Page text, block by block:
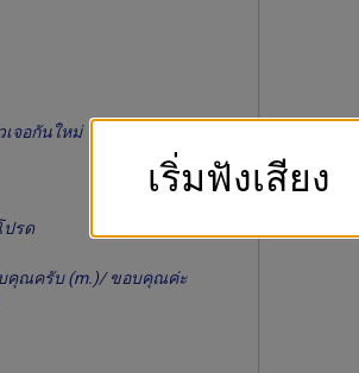
เจอกันใหม่
ปรด
คุณครับ (m.)/ ขอบคุณค่ะ
เริ่มฟังเสียง